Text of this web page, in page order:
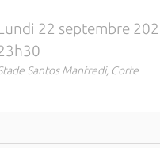
22 septembre
Santos Manfredi, Corte